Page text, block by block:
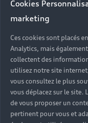
Cookies
marketing
Ces cookies sont placés
Analytics, mais
collectent des
utilisez notre site
vous consultez le plus
vous déplacez sur le site.
de vous proposer un
pertinent pour vous et